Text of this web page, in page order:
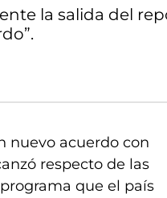
la salida del
nuevo acuerdo con
respecto de las
que el país